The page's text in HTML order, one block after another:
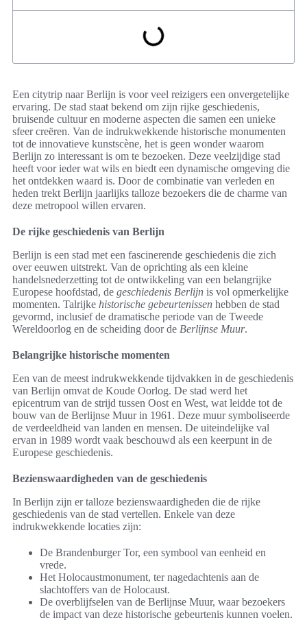
Een citytrip naar Berlijn is voor veel reizigers een onvergetelijke
ervaring. De stad staat bekend om zijn rijke geschiedenis,
bruisende cultuur en moderne aspecten die samen een unieke
sfeer creëren. Van de indrukwekkende historische monumenten
tot de innovatieve kunstscène, het is geen wonder waarom
Berlijn zo interessant is om te bezoeken. Deze veelzijdige stad
heeft voor ieder wat wils en biedt een dynamische omgeving die
het ontdekken waard is. Door de combinatie van verleden en
heden trekt Berlijn jaarlijks talloze bezoekers die de charme van
deze metropool willen ervaren.
De rijke geschiedenis van Berlijn
Berlijn is een stad met een fascinerende geschiedenis die zich
over eeuwen uitstrekt. Van de oprichting als een kleine
handelsnederzetting tot de ontwikkeling van een belangrijke
Europese hoofdstad, de geschiedenis Berlijn is vol opmerkelijke
momenten. Talrijke historische gebeurtenissen hebben de stad
gevormd, inclusief de dramatische periode van de Tweede
Wereldoorlog en de scheiding door de Berlijnse Muur.
Belangrijke historische momenten
Een van de meest indrukwekkende tijdvakken in de geschiedenis
van Berlijn omvat de Koude Oorlog. De stad werd het
epicentrum van de strijd tussen Oost en West, wat leidde tot de
bouw van de Berlijnse Muur in 1961. Deze muur symboliseerde
de verdeeldheid van landen en mensen. De uiteindelijke val
ervan in 1989 wordt vaak beschouwd als een keerpunt in de
Europese geschiedenis.
Bezienswaardigheden van de geschiedenis
In Berlijn zijn er talloze bezienswaardigheden die de rijke
geschiedenis van de stad vertellen. Enkele van deze
indrukwekkende locaties zijn:
De Brandenburger Tor, een symbool van eenheid en
vrede.
Het Holocaustmonument, ter nagedachtenis aan de
slachtoffers van de Holocaust.
De overblijfselen van de Berlijnse Muur, waar bezoekers
de impact van deze historische gebeurtenis kunnen voelen.